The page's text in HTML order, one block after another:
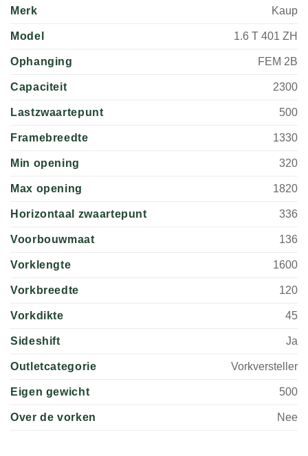
Merk Kaup
Model 1.6 T 401 ZH
Ophanging FEM 2B
Capaciteit 2300
Lastzwaartepunt 500
Framebreedte 1330
Min opening 320
Max opening 1820
Horizontaal zwaartepunt 336
Voorbouwmaat 136
Vorklengte 1600
Vorkbreedte 120
Vorkdikte 45
Sideshift Ja
Outletcategorie Vorkversteller
Eigen gewicht 500
Over de vorken Nee